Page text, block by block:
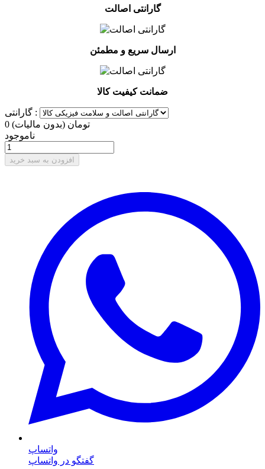
گارانتی اصالت
ارسال سریع و مطمئن
ضمانت کیفیت کالا
گارانتی :
0 تومان (بدون مالیات)
ناموجود
افزودن به سبد خرید
واتساپ
گفتگو در واتساپ